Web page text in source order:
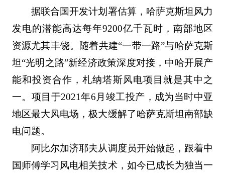
据联合国开发计划署估算，哈萨克斯坦风力
发电的潜能高达每年9200亿千瓦时，南部地区
资源尤其丰饶。随着共建“一带一路”与哈萨克斯
坦“光明之路”新经济政策深度对接，中哈开展产
能和投资合作，札纳塔斯风电项目就是其中之
一。项目于2021年6月竣工投产，成为当时中亚
地区最大风电场，极大缓解了哈萨克斯坦南部缺
电问题。
阿比尔加济耶夫从调度员开始做起，跟着中
国师傅学习风电相关技术，如今已成长为独当一